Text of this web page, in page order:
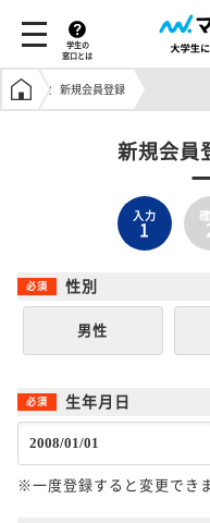
学生の
窓口とは
学生の窓口トップ
新規会員登録
新規会員
入力
1
性別
男性
生年月日
※一度登録すると変更でき